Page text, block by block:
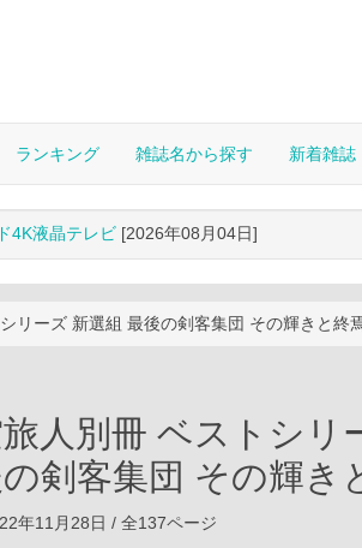
ランキング 雑誌名から探す 新着雑誌
4K液晶テレビ [2026年08月04日]
リーズ 新選組 最後の剣客集団 その輝きと終
人別冊 ベストシリ
剣客集団 その輝き
年11月28日 / 全137ページ